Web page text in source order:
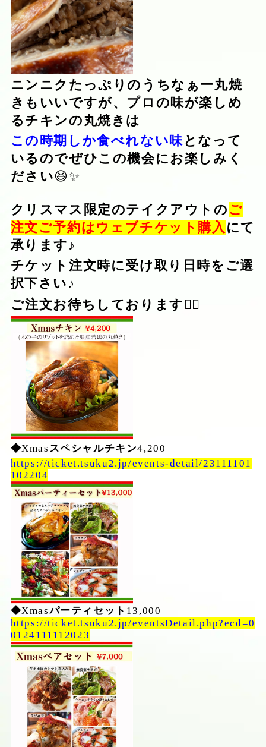
ニンニクたっぷりのうちなぁー丸焼
きもいいですが、プロの味が楽しめ
るチキンの丸焼きは
この時期しか食べれない味となって
いるのでぜひこの機会にお楽しみく
ださい😆✨
クリスマス限定のテイクアウトの ご
注文ご予約はウェブチケット購入 にて
承ります♪
チケット注文時に受け取り日時をご選
択下さい♪
ご注文お待ちしております 🙇‍♂️
◆Xmas スペシャルチキン4,200
https://ticket.tsuku2.jp/events-detail/23111101
102204
◆Xmasパーティセット 13,000
https://ticket.tsuku2.jp/eventsDetail.php?ecd=0
0124111112023